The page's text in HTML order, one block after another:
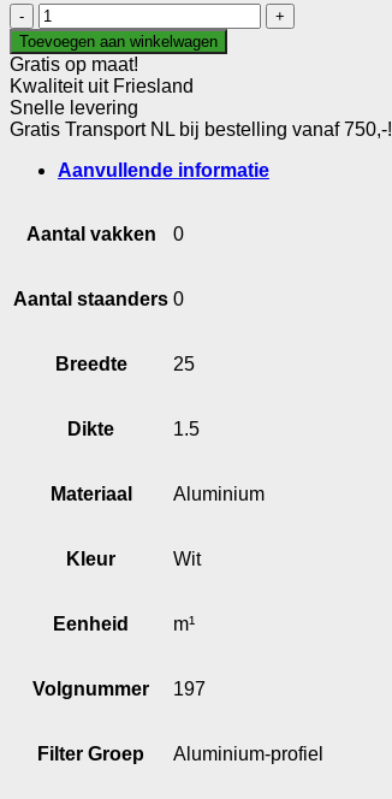
L-
profiel
25.25.1,5
aantal
Toevoegen aan winkelwagen
Gratis op maat!
Kwaliteit uit Friesland
Snelle levering
Gratis Transport NL bij bestelling vanaf 750,-!
Aanvullende informatie
Aantal vakken 0
Aantal staanders 0
Breedte 25
Dikte 1.5
Materiaal Aluminium
Kleur Wit
Eenheid m¹
Volgnummer 197
Filter Groep Aluminium-profiel